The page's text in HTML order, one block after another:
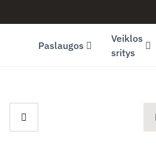
Paslaugos
Veiklos
sritys